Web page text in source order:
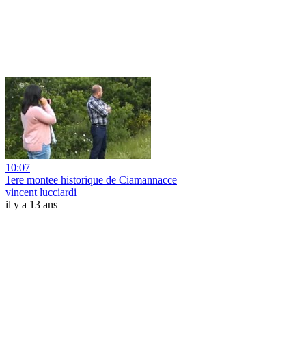
10:07
1ere montee historique de Ciamannacce
vincent lucciardi
il y a 13 ans